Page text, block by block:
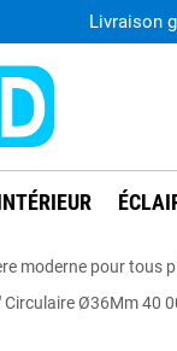
Livraison
moderne pour tous
Circulaire Ø36Mm 40